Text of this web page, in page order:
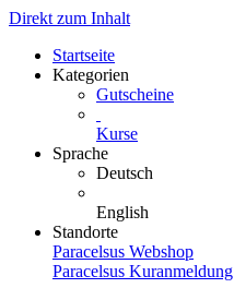
Direkt zum Inhalt
Startseite
Kategorien
Gutscheine
Kurse
Sprache
Deutsch
English
Standorte
Paracelsus Webshop
Paracelsus Kuranmeldung